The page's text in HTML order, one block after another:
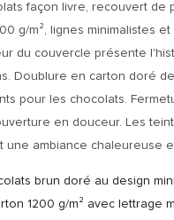
façon livre, recouvert de
g/m², lignes minimalistes
du couvercle présente
Doublure en carton doré
pour les chocolats.
en douceur. Les
une ambiance chaleureuse
brun doré au design
1200 g/m² avec lettrage